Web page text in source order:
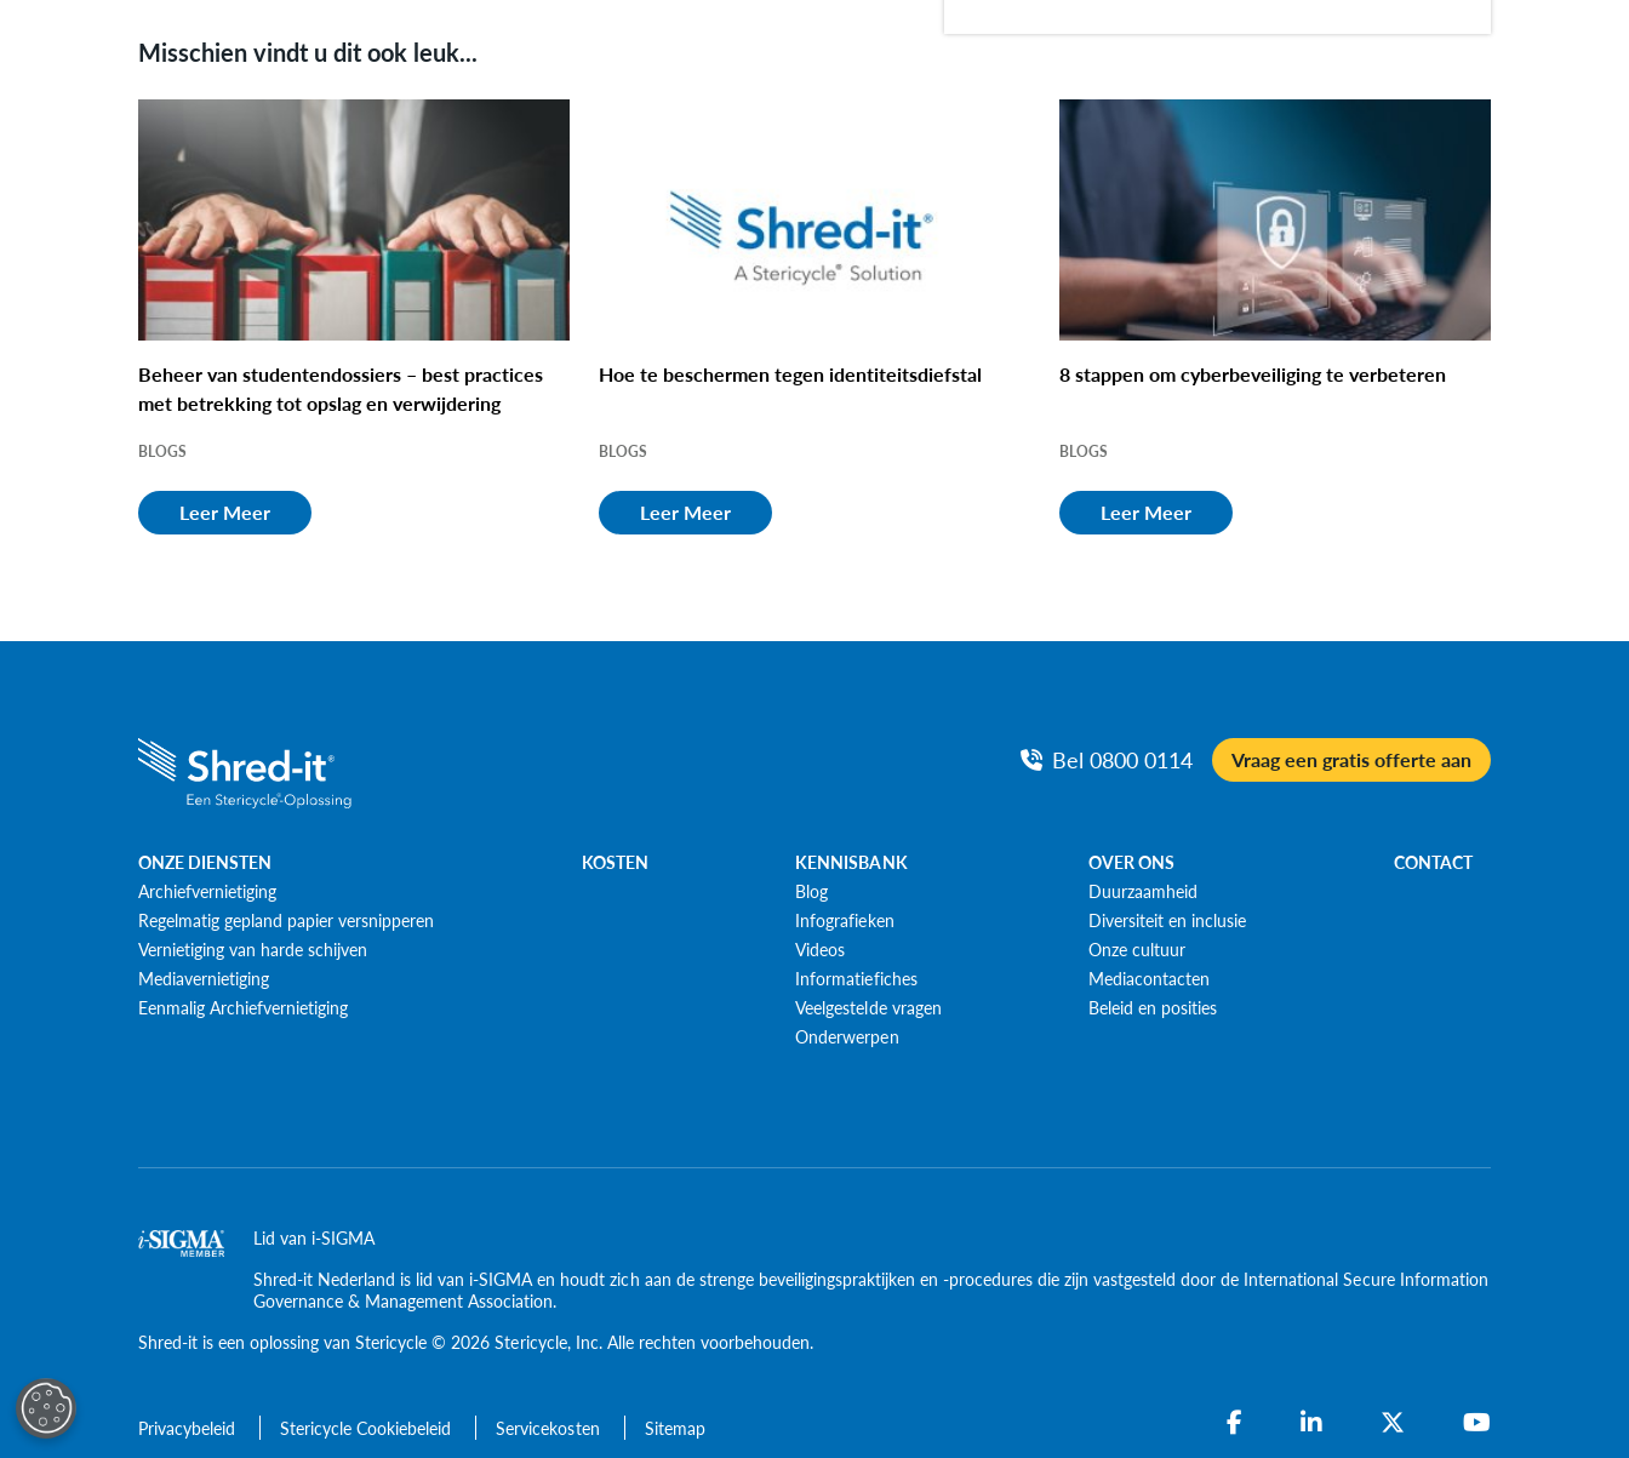
Misschien vindt u dit ook leuk...
Beheer van studentendossiers – best practices
met betrekking tot opslag en verwijdering
BLOGS
Leer Meer
Hoe te beschermen tegen identiteitsdiefstal
BLOGS
Leer Meer
8 stappen om cyberbeveiliging te verbeteren
BLOGS
Leer Meer
Bel 0800 0114
ONZE DIENSTEN
Archiefvernietiging
Regelmatig gepland papier versnipperen
Vernietiging van harde schijven
Mediavernietiging
Eenmalig Archiefvernietiging
KOSTEN
KENNISBANK
Blog
Infografieken
Videos
Informatiefiches
Veelgestelde vragen
Onderwerpen
OVER ONS
Duurzaamheid
Diversiteit en inclusie
Onze cultuur
Mediacontacten
Beleid en posities
CONTACT
Vraag een gratis offerte aan
Lid van i-SIGMA
Shred-it Nederland is lid van i-SIGMA en houdt zich aan de strenge beveiligingspraktijken en -procedures die zijn vastgesteld door de International Secure Information
Governance & Management Association.
Shred-it is een oplossing van Stericycle © 2026 Stericycle, Inc. Alle rechten voorbehouden.
Privacybeleid Stericycle Cookiebeleid Servicekosten Sitemap